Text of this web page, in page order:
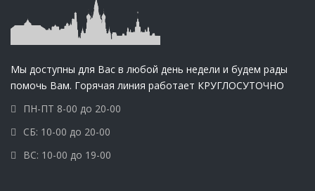
Мы доступны для Вас в любой день недели и будем рады
помочь Вам. Горячая линия работает КРУГЛОСУТОЧНО
ПН-ПТ 8-00 до 20-00
СБ: 10-00 до 20-00
ВС: 10-00 до 19-00